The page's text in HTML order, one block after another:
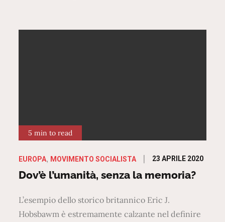
5 min to read
EUROPA MOVIMENTO SOCIALISTA
Posted
on
23 APRILE 2020
Dov’è l’umanità, senza la memoria?
L’esempio dello storico britannico Eric J.
Hobsbawm è estremamente calzante nel definire